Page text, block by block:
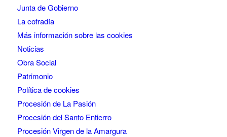
Junta de Gobierno
La cofradía
Más información sobre las cookies
Noticias
Obra Social
Patrimonio
Política de cookies
Procesión de La Pasión
Procesión del Santo Entierro
Procesión Virgen de la Amargura